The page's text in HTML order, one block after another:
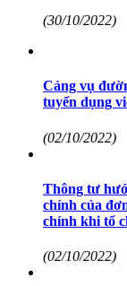
(30/10/2022)
Cảng vụ
tuyển dụng
(02/10/2022)
Thông tư
chính của
chính khi tổ
(02/10/2022)